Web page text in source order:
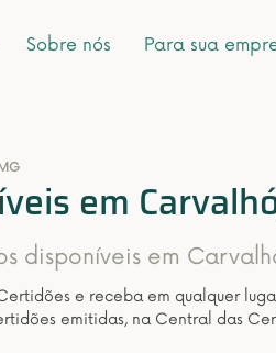
Sobre nós Para sua
em
disponíveis em
e receba em qualquer
emitidas, na Central das